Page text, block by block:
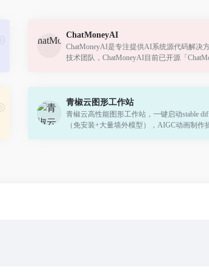
ChatMoneyAI
ChatMoneyAI是专注提供AI系统源代码解决
技术团队，ChatMoneyAI目前已开源「
青椒云图形工作站
青椒云高性能图形工作站，一键启动stable
（免安装+大量墙外模型），AIGC动画制作